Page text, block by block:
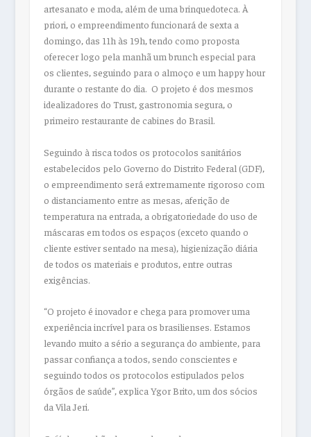
artesanato e moda, além de uma brinquedoteca. À
priori, o empreendimento funcionará de sexta a
domingo, das 11h às 19h, tendo como proposta
oferecer logo pela manhã um brunch especial para
os clientes, seguindo para o almoço e um happy hour
durante o restante do dia. O projeto é dos mesmos
idealizadores do Trust, gastronomia segura, o
primeiro restaurante de cabines do Brasil.
Seguindo à risca todos os protocolos sanitários
estabelecidos pelo Governo do Distrito Federal (GDF),
o empreendimento será extremamente rigoroso com
o distanciamento entre as mesas, aferição de
temperatura na entrada, a obrigatoriedade do uso de
máscaras em todos os espaços (exceto quando o
cliente estiver sentado na mesa), higienização diária
de todos os materiais e produtos, entre outras
exigências.
“O projeto é inovador e chega para promover uma
experiência incrível para os brasilienses. Estamos
levando muito a sério a segurança do ambiente, para
passar confiança a todos, sendo conscientes e
seguindo todos os protocolos estipulados pelos
órgãos de saúde”, explica Ygor Brito, um dos sócios
da Vila Jeri.